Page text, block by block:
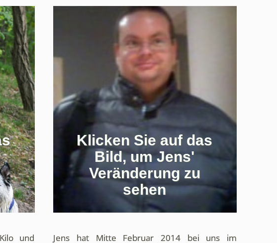
und
Klicken Sie auf das
Bild, um Jens'
Veränderung zu
sehen
Jens hat Mitte Februar 2014 bei uns im